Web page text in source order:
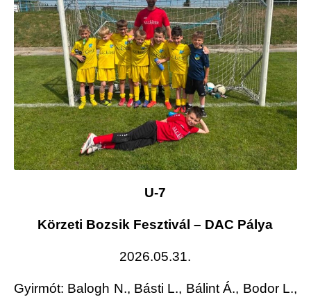
U-7
Körzeti Bozsik Fesztivál – DAC Pálya
2026.05.31.
Gyirmót: Balogh N., Básti L., Bálint Á., Bodor L.,